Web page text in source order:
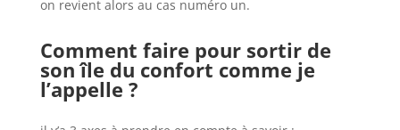
on revient alors au cas numéro un.
Comment faire pour sortir de
son île du confort comme je
l’appelle ?